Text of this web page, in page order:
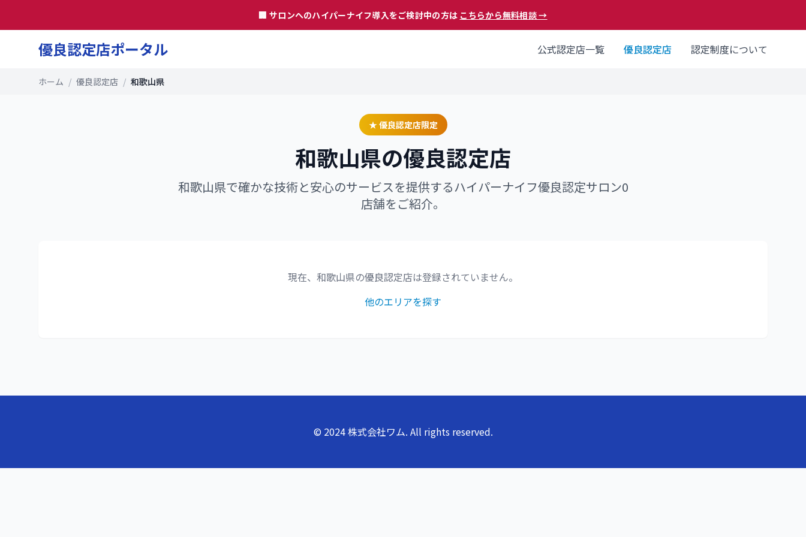
🏢 サロンへのハイパーナイフ導入をご検討中の方は こちらから無料相談 →
優良認定店ポータル 公式認定店一覧 優良認定店 認定制度について
ホーム / 優良認定店 / 和歌山県
★ 優良認定店限定
和歌山県の優良認定店
和歌山県で確かな技術と安心のサービスを提供するハイパーナイフ優良認定サロン0
店舗をご紹介。
現在、 和歌山県の優良認定店は登録されていません。
他のエリアを探す
© 2024 株式会社ワム. All rights reserved.